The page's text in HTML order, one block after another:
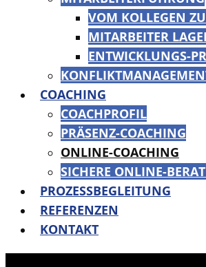
VOM KOLLEGEN
MITARBEITER
ENTWICKLUNGS-
COACHING
COACHPROFIL
PRÄSENZ-COACHING
ONLINE-COACHING
SICHERE ONLINE-
PROZESSBEGLEITUNG
REFERENZEN
KONTAKT